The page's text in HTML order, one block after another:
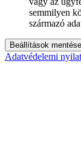
semmilyen
származó
Beállítások mentése
Adatvédelemi